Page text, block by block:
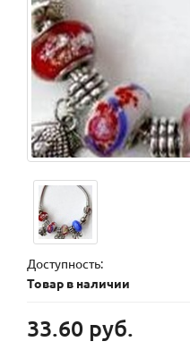
Доступность:
Товар в наличии
33.60 руб.